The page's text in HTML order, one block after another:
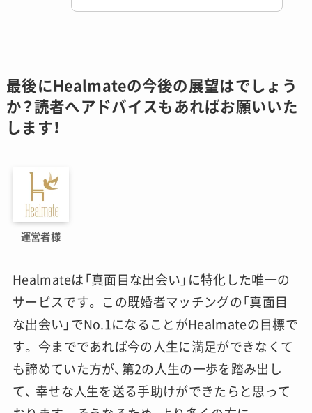
最後にHealmateの今後の展望はでしょう
か？読者へアドバイスもあればお願いいた
します！
運営者様
Healmateは「真面目な出会い」に特化した唯一の
サービスです。 この既婚者マッチングの「真面目
な出会い」でNo.1になることがHealmateの目標で
す。 今までであれば今の人生に満足ができなくて
も諦めていた方が、第2の人生の一歩を踏み出し
て、 幸せな人生を送る手助けができたらと思って